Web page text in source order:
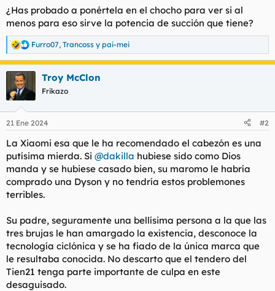
vendido.
¿Has probado a ponértela en el chocho para ver si al
menos para eso sirve la potencia de succión que tiene?
R
e
a
c
i
e
:
Furro07, Trancoss y pai-mei
Troy McClon
Frikazo
21 Ene 2024 #2
La Xiaomi esa que le ha recomendado el cabezón es una
putísima mierda. Si @dakilla hubiese sido como Dios
manda y se hubiese casado bien, su maromo le habría
comprado una Dyson y no tendría estos problemones
terribles.
Su padre, seguramente una bellísima persona a la que las
tres brujas le han amargado la existencia, desconoce la
tecnología ciclónica y se ha fiado de la única marca que
le resultaba conocida. No descarto que el tendero del
Tien21 tenga parte importante de culpa en este
desaguisado.